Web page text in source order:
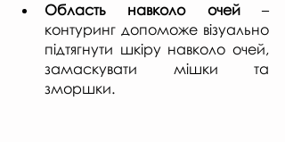
Область навколо очей –
контуринг допоможе візуально
підтягнути шкіру навколо очей,
замаскувати мішки та
зморшки.